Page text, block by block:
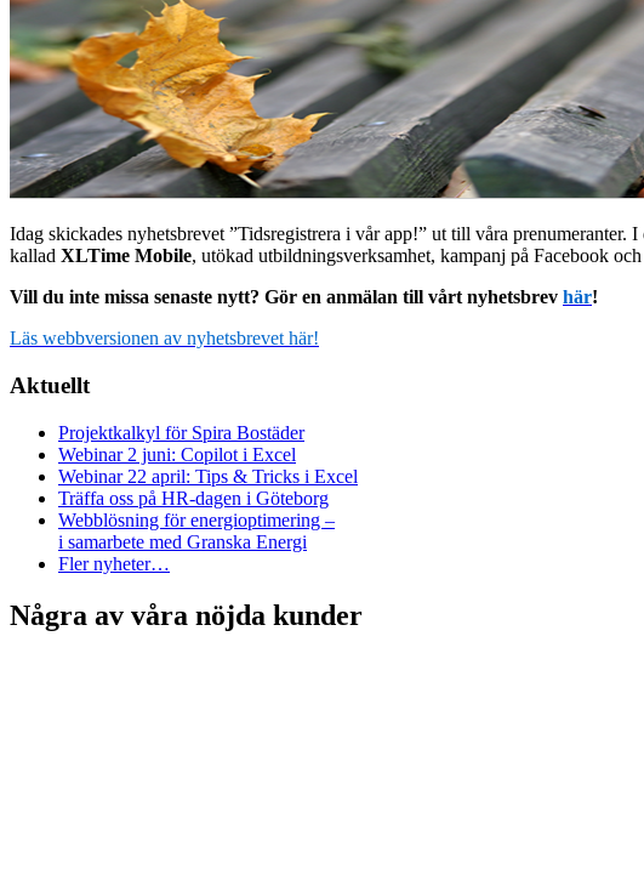
Idag skickades nyhetsbrevet ”Tidsregistrera i vår app!” ut till våra prenumeranter.
kallad XLTime Mobile, utökad utbildningsverksamhet, kampanj på Facebook
Vill du inte missa senaste nytt? Gör en anmälan till vårt nyhetsbrev här!
Läs webbversionen av nyhetsbrevet här!
Aktuellt
Projektkalkyl för Spira Bostäder
Webinar 2 juni: Copilot i Excel
Webinar 22 april: Tips & Tricks i Excel
Träffa oss på HR-dagen i Göteborg
Webblösning för energioptimering –
i samarbete med Granska Energi
Fler nyheter…
Några av våra nöjda kunder